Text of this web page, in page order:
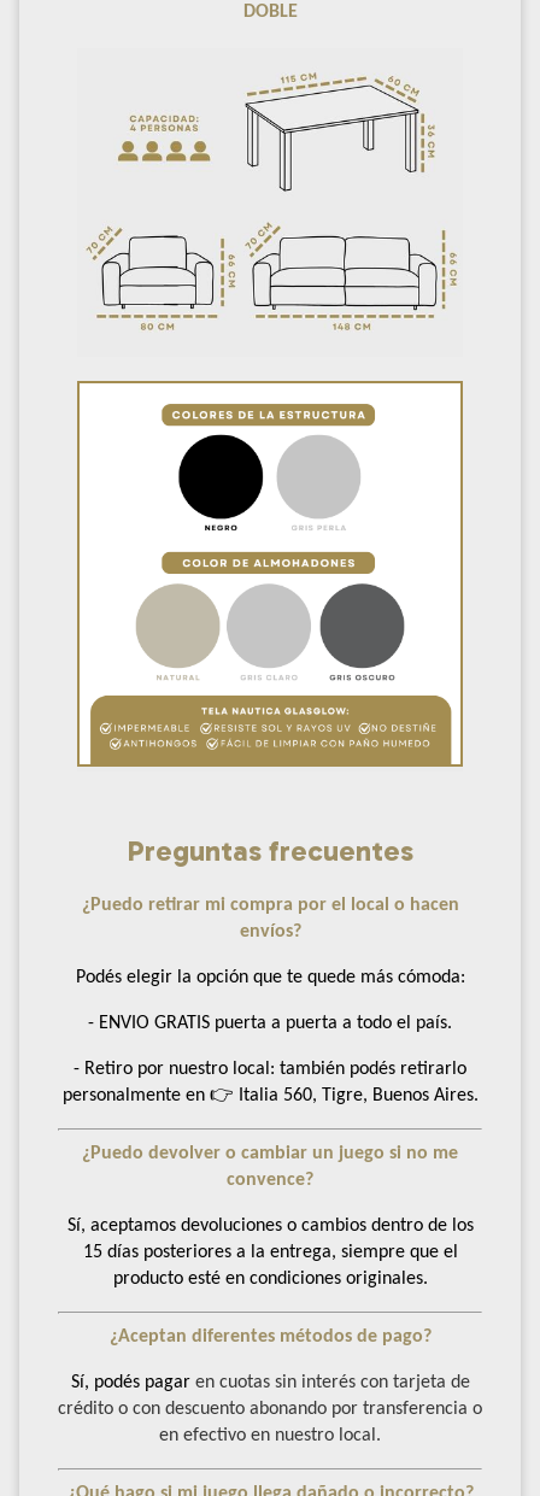
DOBLE
Preguntas frecuentes
¿Puedo retirar mi compra por el local o hacen
envíos?
Podés elegir la opción que te quede más cómoda:
- ENVIO GRATIS puerta a puerta a todo el país.
- Retiro por nuestro local: también podés retirarlo
personalmente en 👉 Italia 560, Tigre, Buenos Aires.
¿Puedo devolver o cambiar un juego si no me
convence?
Sí, aceptamos devoluciones o cambios dentro de los
15 días posteriores a la entrega, siempre que el
producto esté en condiciones originales.
¿Aceptan diferentes métodos de pago?
Sí, podés pagar en cuotas sin interés con tarjeta de
crédito o con descuento abonando por transferencia o
en efectivo en nuestro local.